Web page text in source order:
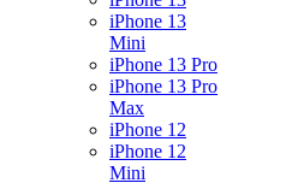
iPhone 13
Mini
iPhone 13 Pro
iPhone 13 Pro
Max
iPhone 12
iPhone 12
Mini